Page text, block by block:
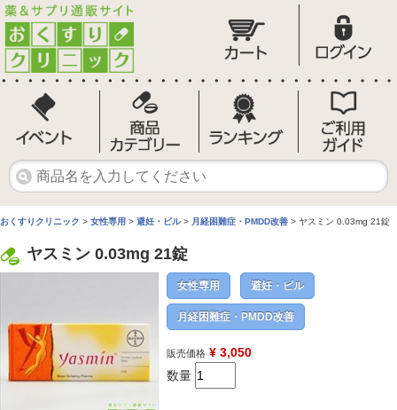
おくすりクリニック > 女性専用 > 避妊・ピル> 月経困難症・PMDD改善 > ヤスミン 0.03mg 21錠
ヤスミン 0.03mg 21錠
女性専用 避妊・ピル
月経困難症・PMDD改善
販売価格 ¥ 3,050
数量